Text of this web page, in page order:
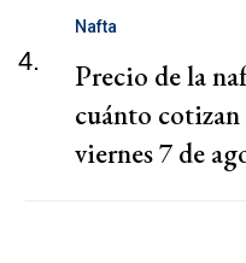
4.
Nafta
Precio de la
cuánto
viernes 7 de